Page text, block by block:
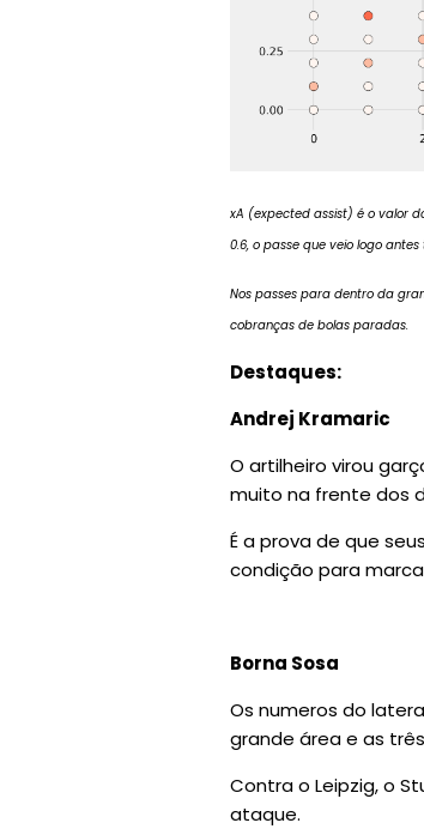
xA (expected assist) é o valor
0.6, o passe que veio logo
Nos passes para dentro da
cobranças de bolas paradas.
Destaques:
Andrej Kramaric
O artilheiro virou
muito na frente dos
É a prova de que
condição para
Borna Sosa
Os numeros do
grande área e as
Contra o Leipzig, o
ataque.